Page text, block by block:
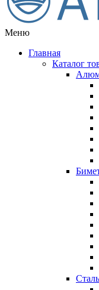
Меню
Главная
Каталог